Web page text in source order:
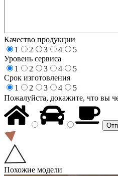
Качество продукции
1
2 3 4
5
Уровень сервиса
1
2 3 4
5
Срок изготовления
1
2 3 4
5
Пожалуйста, докажите, что вы
Похожие модели